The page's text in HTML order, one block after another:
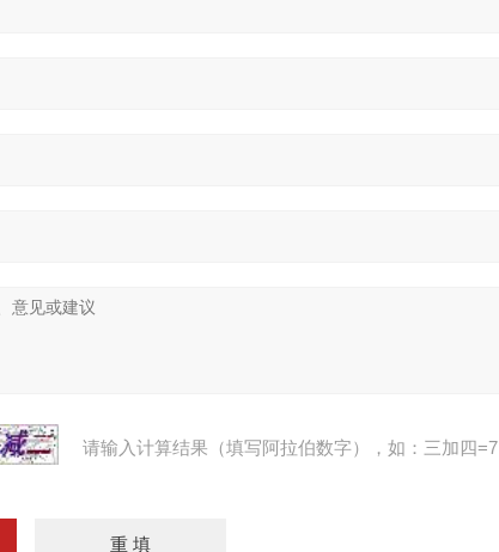
请输入计算结果（填写阿拉伯数字），如：三加四=7